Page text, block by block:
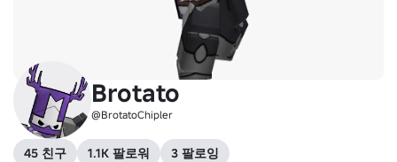
Brotato
@BrotatoChipler
45 친구 1.1K 팔로워
3 팔로잉